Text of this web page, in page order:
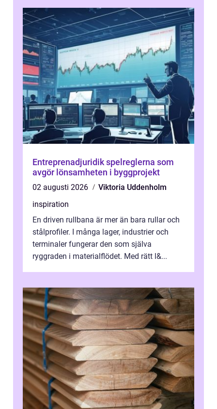
Entreprenadjuridik spelreglerna som
avgör lönsamheten i byggprojekt
02 augusti 2026
Viktoria Uddenholm
inspiration
En driven rullbana är mer än bara rullar och
stålprofiler. I många lager, industrier och
terminaler fungerar den som själva
ryggraden i materialflödet. Med rätt l&...